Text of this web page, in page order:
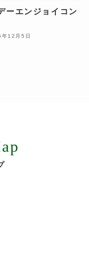
ーエンジョイコン
12月5日